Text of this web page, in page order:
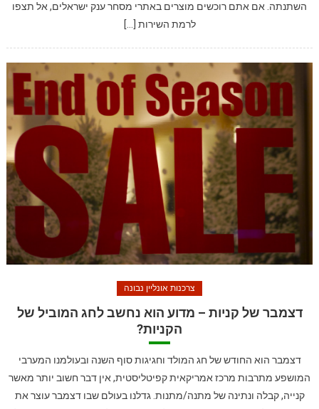
השתנתה. אם אתם רוכשים מוצרים באתרי מסחר ענק ישראלים, אל תצפו
לרמת השירות […]
צרכנות אונליין נבונה
דצמבר של קניות – מדוע הוא נחשב לחג המוביל של
הקניות?
דצמבר הוא החודש של חג המולד וחגיגות סוף השנה ובעולמנו המערבי
המושפע מתרבות מרכז אמריקאית קפיטליסטית, אין דבר חשוב יותר מאשר
קנייה, קבלה ונתינה של מתנה/מתנות. גדלנו בעולם שבו דצמבר עוצר את